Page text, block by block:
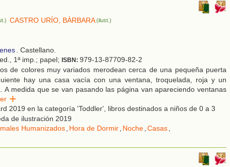
CASTRO URÍO, BÀRBARA(ilust.)
. Castellano.
1ª imp.; papel; ISBN: 979-13-87709-82-2
de colores muy variados merodean cerca de una pequeña puerta
hay una casa vacía con una ventana, troquelada, roja y un
A medida que se van pasando las página van apareciendo ventanas
2019 en la categoría 'Toddler', libros destinados a niños de 0 a 3
de ilustración 2019
Humanizados, Hora de Dormir, Noche,Casas,